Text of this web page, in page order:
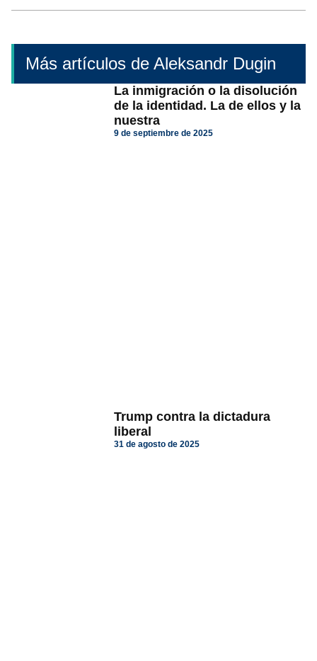
Más artículos de Aleksandr Dugin
La inmigración o la disolución
de la identidad. La de ellos y la
nuestra
9 de septiembre de 2025
Trump contra la dictadura
liberal
31 de agosto de 2025